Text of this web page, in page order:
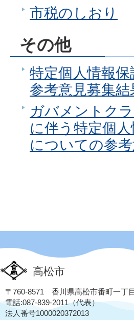
市税のしおり
その他
特定個人情報
参考意見募集結
ガバメントク
に伴う特定個
についての参
高松市
〒760-8571 香川県高松市番町一丁
電話:087-839-2011（代表）
法人番号1000020372013